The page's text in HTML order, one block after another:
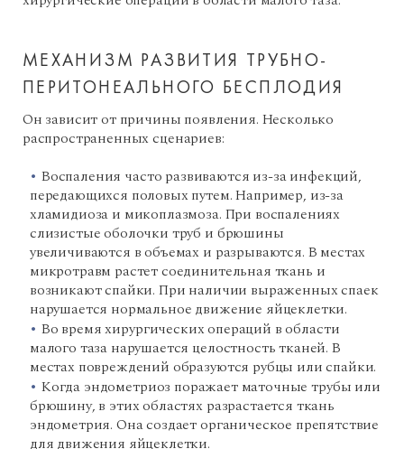
МЕХАНИЗМ РАЗВИТИЯ ТРУБНО-
ПЕРИТОНЕАЛЬНОГО БЕСПЛОДИЯ
Он зависит от причины появления. Несколько
распространенных сценариев:
Воспаления часто развиваются из-за инфекций,
передающихся половых путем. Например, из-за
хламидиоза и микоплазмоза. При воспалениях
слизистые оболочки труб и брюшины
увеличиваются в объемах и разрываются. В местах
микротравм растет соединительная ткань и
возникают спайки. При наличии выраженных спаек
нарушается нормальное движение яйцеклетки.
Во время хирургических операций в области
малого таза нарушается целостность тканей. В
местах повреждений образуются рубцы или спайки.
Когда эндометриоз поражает маточные трубы или
брюшину, в этих областях разрастается ткань
эндометрия. Она создает органическое препятствие
для движения яйцеклетки.